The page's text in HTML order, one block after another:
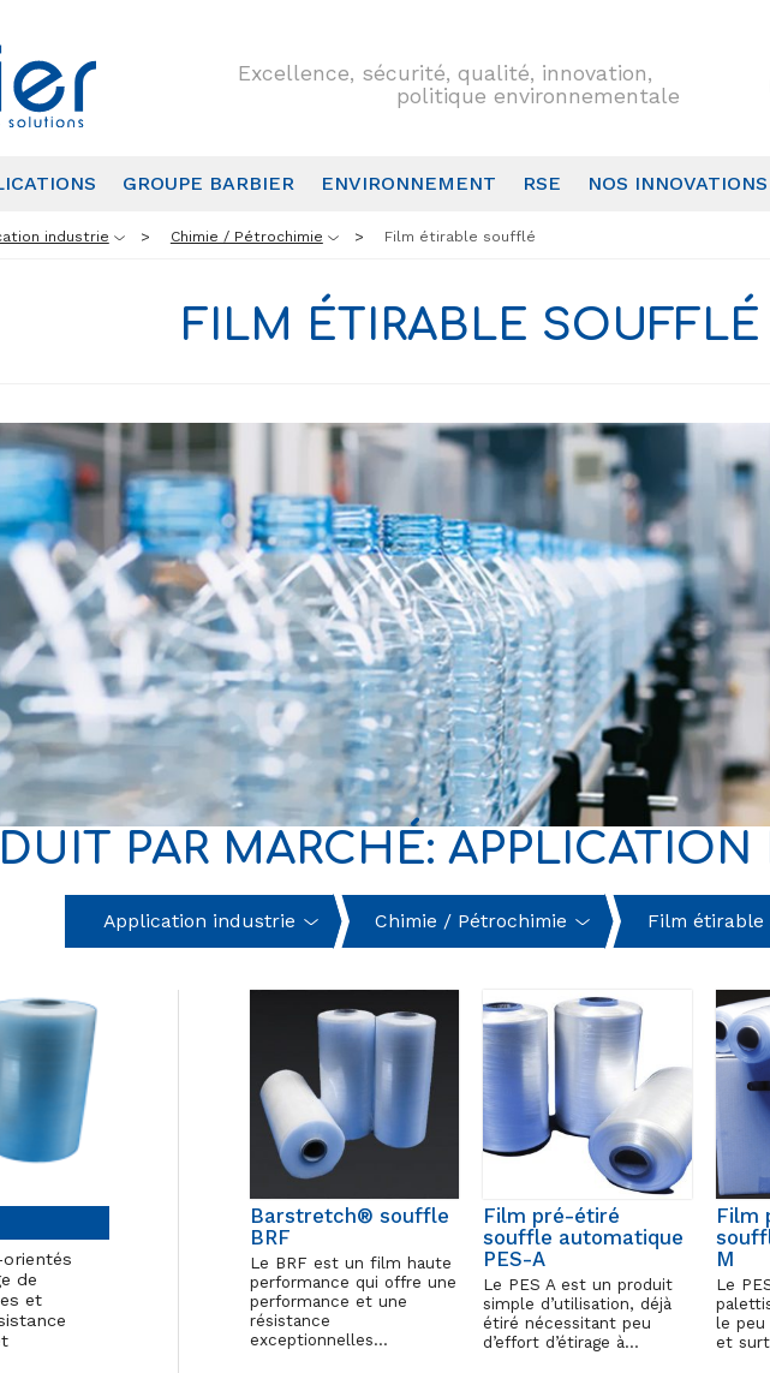
Excellence, sécurité, qualité, innovation,
politique environnementale
GROUPE BARBIER ENVIRONNEMENT RSE NOS INNOVATIONS
industrie Chimie / Pétrochimie Film étirable soufflé
FILM ÉTIRABLE SOUFFLÉ
PAR MARCHÉ:
Application industrie Chimie / Pétrochimie Film étirable
de
et
Barstretch® souffle
BRF
Le BRF est un film haute
performance qui offre une
performance et une
résistance
exceptionnelles…
Film pré-étiré
souffle automatique
PES-A
Le PES A est un produit
simple d’utilisation, déjà
étiré nécessitant peu
d’effort d’étirage à…
Film
M
Le
le peu
et